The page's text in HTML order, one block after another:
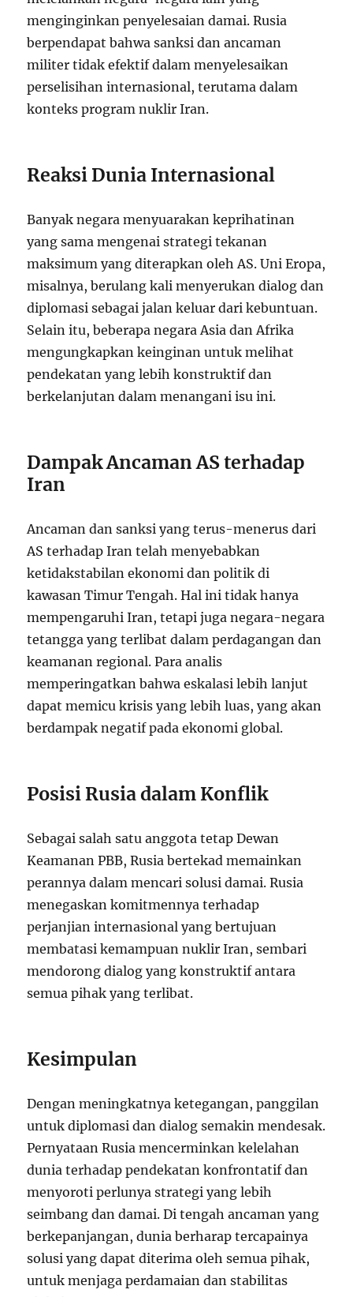
menginginkan penyelesaian damai. Rusia
berpendapat bahwa sanksi dan ancaman
militer tidak efektif dalam menyelesaikan
perselisihan internasional, terutama dalam
konteks program nuklir Iran.
Reaksi Dunia Internasional
Banyak negara menyuarakan keprihatinan
yang sama mengenai strategi tekanan
maksimum yang diterapkan oleh AS. Uni Eropa,
misalnya, berulang kali menyerukan dialog dan
diplomasi sebagai jalan keluar dari kebuntuan.
Selain itu, beberapa negara Asia dan Afrika
mengungkapkan keinginan untuk melihat
pendekatan yang lebih konstruktif dan
berkelanjutan dalam menangani isu ini.
Dampak Ancaman AS terhadap
Iran
Ancaman dan sanksi yang terus-menerus dari
AS terhadap Iran telah menyebabkan
ketidakstabilan ekonomi dan politik di
kawasan Timur Tengah. Hal ini tidak hanya
mempengaruhi Iran, tetapi juga negara-negara
tetangga yang terlibat dalam perdagangan dan
keamanan regional. Para analis
memperingatkan bahwa eskalasi lebih lanjut
dapat memicu krisis yang lebih luas, yang akan
berdampak negatif pada ekonomi global.
Posisi Rusia dalam Konflik
Sebagai salah satu anggota tetap Dewan
Keamanan PBB, Rusia bertekad memainkan
perannya dalam mencari solusi damai. Rusia
menegaskan komitmennya terhadap
perjanjian internasional yang bertujuan
membatasi kemampuan nuklir Iran, sembari
mendorong dialog yang konstruktif antara
semua pihak yang terlibat.
Kesimpulan
Dengan meningkatnya ketegangan, panggilan
untuk diplomasi dan dialog semakin mendesak.
Pernyataan Rusia mencerminkan kelelahan
dunia terhadap pendekatan konfrontatif dan
menyoroti perlunya strategi yang lebih
seimbang dan damai. Di tengah ancaman yang
berkepanjangan, dunia berharap tercapainya
solusi yang dapat diterima oleh semua pihak,
untuk menjaga perdamaian dan stabilitas